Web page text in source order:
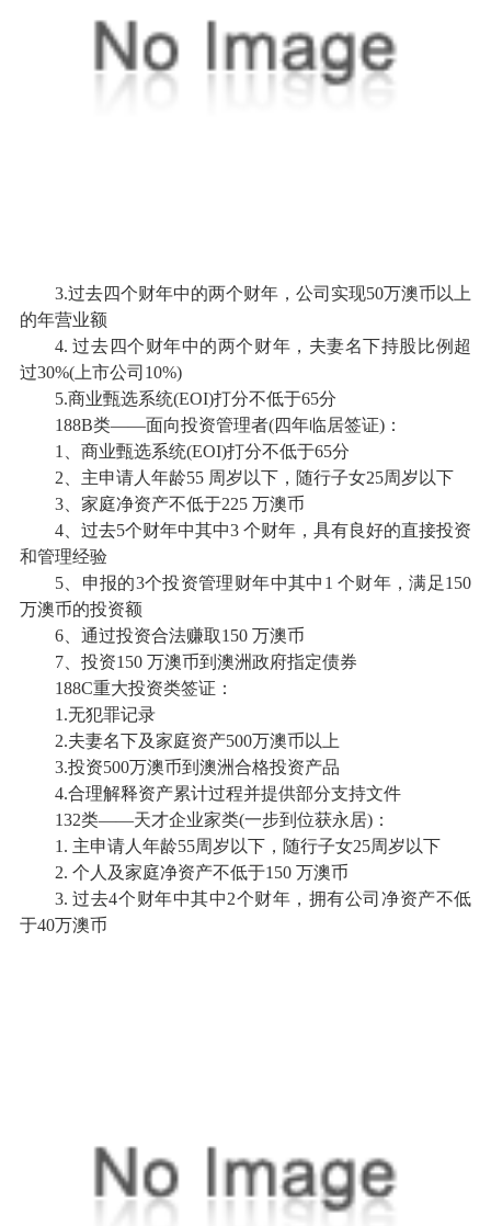
3.过去四个财年中的两个财年，公司实现50万澳币以上
的年营业额
4. 过去四个财年中的两个财年，夫妻名下持股比例超
过30%(上市公司10%)
5.商业甄选系统(EOI)打分不低于65分
188B类——面向投资管理者(四年临居签证)：
1、商业甄选系统(EOI)打分不低于65分
2、主申请人年龄55 周岁以下，随行子女25周岁以下
3、家庭净资产不低于225 万澳币
4、过去5个财年中其中3 个财年，具有良好的直接投资
和管理经验
5、申报的3个投资管理财年中其中1 个财年，满足150
万澳币的投资额
6、通过投资合法赚取150 万澳币
7、投资150 万澳币到澳洲政府指定债券
188C重大投资类签证：
1.无犯罪记录
2.夫妻名下及家庭资产500万澳币以上
3.投资500万澳币到澳洲合格投资产品
4.合理解释资产累计过程并提供部分支持文件
132类——天才企业家类(一步到位获永居)：
1. 主申请人年龄55周岁以下，随行子女25周岁以下
2. 个人及家庭净资产不低于150 万澳币
3. 过去4个财年中其中2个财年，拥有公司净资产不低
于40万澳币